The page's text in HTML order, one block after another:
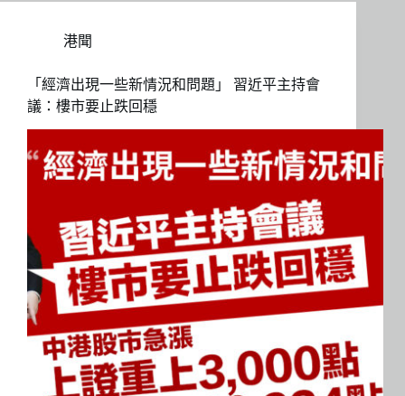
港聞
「經濟出現一些新情況和問題」 習近平主持會
議：樓市要止跌回穩